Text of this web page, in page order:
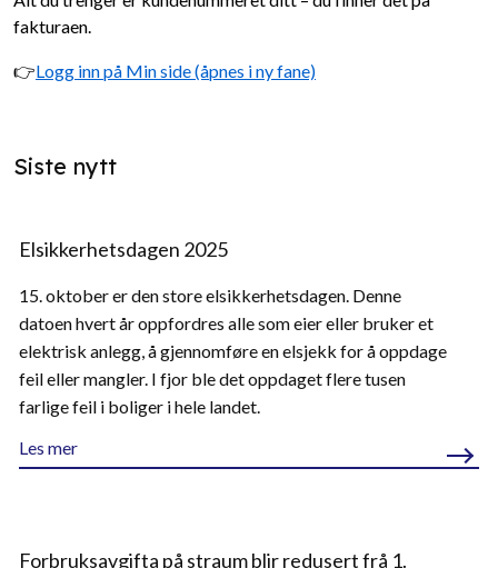
fakturaen.
👉Logg inn på Min side (åpnes i ny fane)
Siste nytt
Elsikkerhetsdagen 2025
15. oktober er den store elsikkerhetsdagen. Denne
datoen hvert år oppfordres alle som eier eller bruker et
elektrisk anlegg, å gjennomføre en elsjekk for å oppdage
feil eller mangler. I fjor ble det oppdaget flere tusen
farlige feil i boliger i hele landet.
Les mer
Forbruksavgifta på straum blir redusert frå 1.